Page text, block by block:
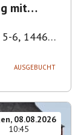
mit
6, 14467
AUSGEBUCHT
08.08.2026
10:45